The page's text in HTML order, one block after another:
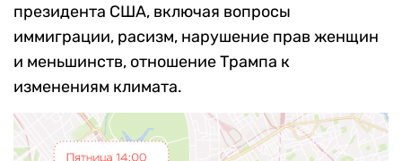
президента США, включая вопросы
иммиграции, расизм, нарушение прав женщин
и меньшинств, отношение Трампа к
изменениям климата.